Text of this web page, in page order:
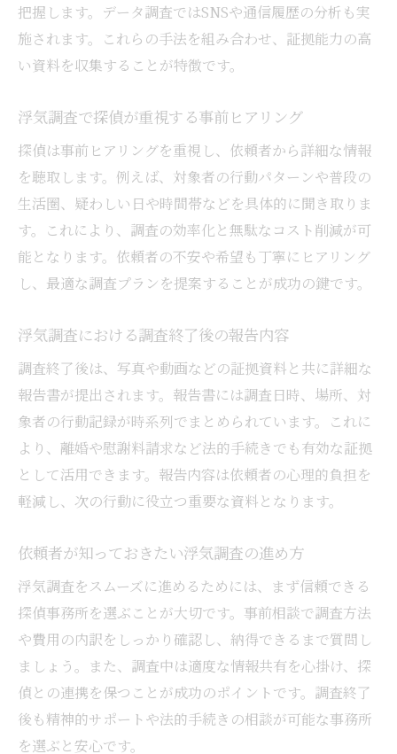
把握します。データ調査ではSNSや通信履歴の分析も実
施されます。これらの手法を組み合わせ、証拠能力の高
い資料を収集することが特徴です。
浮気調査で探偵が重視する事前ヒアリング
探偵は事前ヒアリングを重視し、依頼者から詳細な情報
を聴取します。例えば、対象者の行動パターンや普段の
生活圏、疑わしい日や時間帯などを具体的に聞き取りま
す。これにより、調査の効率化と無駄なコスト削減が可
能となります。依頼者の不安や希望も丁寧にヒアリング
し、最適な調査プランを提案することが成功の鍵です。
浮気調査における調査終了後の報告内容
調査終了後は、写真や動画などの証拠資料と共に詳細な
報告書が提出されます。報告書には調査日時、場所、対
象者の行動記録が時系列でまとめられています。これに
より、離婚や慰謝料請求など法的手続きでも有効な証拠
として活用できます。報告内容は依頼者の心理的負担を
軽減し、次の行動に役立つ重要な資料となります。
依頼者が知っておきたい浮気調査の進め方
浮気調査をスムーズに進めるためには、まず信頼できる
探偵事務所を選ぶことが大切です。事前相談で調査方法
や費用の内訳をしっかり確認し、納得できるまで質問し
ましょう。また、調査中は適度な情報共有を心掛け、探
偵との連携を保つことが成功のポイントです。調査終了
後も精神的サポートや法的手続きの相談が可能な事務所
を選ぶと安心です。